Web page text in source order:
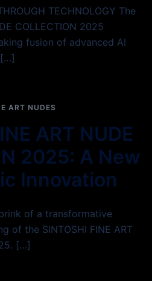
TECHNOLOGY The
COLLECTION 2025
fusion of advanced AI
ART NUDES
ART NUDE
2025: A New
Innovation
of a transformative
of the SINTOSHI FINE ART
[…]